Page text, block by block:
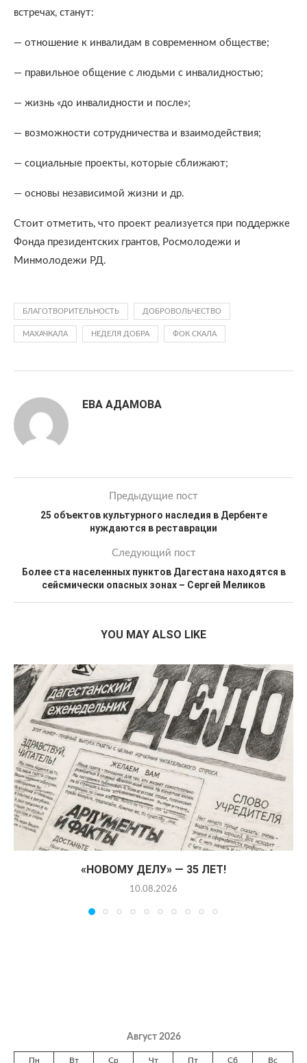
встречах, станут:
— отношение к инвалидам в современном обществе;
— правильное общение с людьми с инвалидностью;
— жизнь «до инвалидности и после»;
— возможности сотрудничества и взаимодействия;
— социальные проекты, которые сближают;
— основы независимой жизни и др.
Стоит отметить, что проект реализуется при поддержке
Фонда президентских грантов, Росмолодежи и
Минмолодежи РД.
БЛАГОТВОРИТЕЛЬНОСТЬ ДОБРОВОЛЬЧЕСТВО
МАХАЧКАЛА НЕДЕЛЯ ДОБРА ФОК СКАЛА
ЕВА АДАМОВА
Предыдущие пост
25 объектов культурного наследия в Дербенте
нуждаются в реставрации
Следующий пост
Более ста населенных пунктов Дагестана находятся в
сейсмически опасных зонах – Сергей Меликов
YOU MAY ALSO LIKE
«НОВОМУ ДЕЛУ» — 35 ЛЕТ!
10.08.2026
Август 2026
Пн Вт Ср Чт Пт Сб Вс